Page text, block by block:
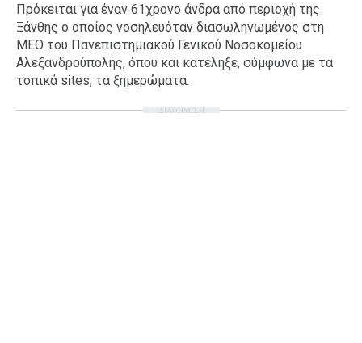
Food
Body+Mind
Ταξίδια
Style
Σπίτι
Family
Πρόκειται για έναν 61χρονο άνδρα από περιοχή της
Ξάνθης ο οποίος νοσηλευόταν διασωληνωμένος στη
ΜΕΘ του Πανεπιστημιακού Γενικού Νοσοκομείου
Αλεξανδρούπολης, όπου και κατέληξε, σύμφωνα με τα
τοπικά sites, τα ξημερώματα.
ΔΙΑΦΗΜΙΣΗ